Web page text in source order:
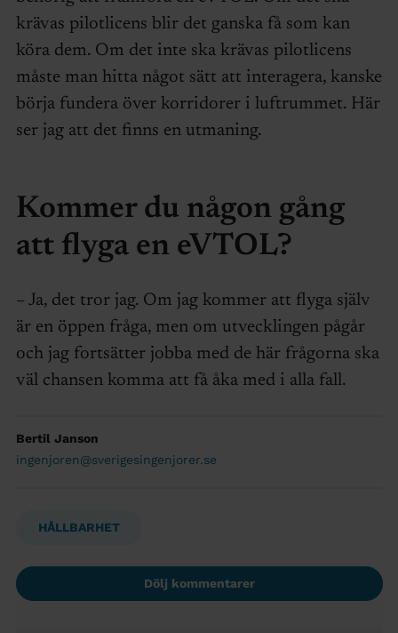
krävas pilotlicens blir det ganska få som kan
köra dem. Om det inte ska krävas pilotlicens
måste man hitta något sätt att interagera, kanske
börja fundera över korridorer i luftrummet. Här
ser jag att det finns en utmaning.
Kommer du någon gång
att flyga en eVTOL?
– Ja, det tror jag. Om jag kommer att flyga själv
är en öppen fråga, men om utvecklingen pågår
och jag fortsätter jobba med de här frågorna ska
väl chansen komma att få åka med i alla fall.
Bertil Janson
ingenjoren@sverigesingenjorer.se
HÅLLBARHET
Dölj kommentarer